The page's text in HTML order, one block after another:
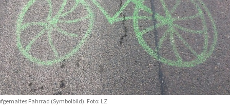
Fahrrad (Symbolbild). Foto: LZ